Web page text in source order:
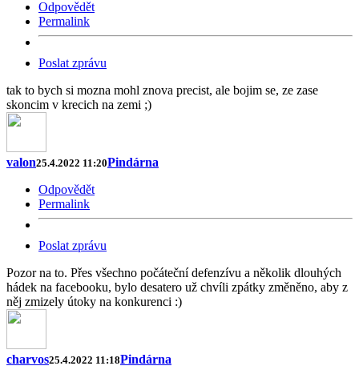
Odpovědět
Permalink
Poslat zprávu
tak to bych si mozna mohl znova precist, ale bojim se, ze zase
skoncim v krecich na zemi ;)
valon25.4.2022 11:20Pindárna
Odpovědět
Permalink
Poslat zprávu
Pozor na to. Přes všechno počáteční defenzívu a několik dlouhých
hádek na facebooku, bylo desatero už chvíli zpátky změněno, aby z
něj zmizely útoky na konkurenci :)
charvos25.4.2022 11:18Pindárna